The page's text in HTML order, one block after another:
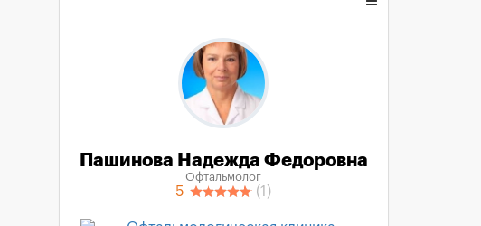
Пашинова Надежда Федоровна
Офтальмолог
5 (1)